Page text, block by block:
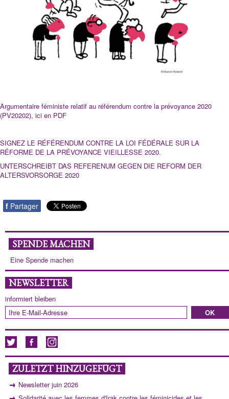
Argumentaire féministe relatif au référendum contre la prévoyance 2020
(PV20202), ici en PDF
SIGNEZ LE RÉFÉRENDUM CONTRE LA LOI FÉDÉRALE SUR LA
RÉFORME DE LA PRÉVOYANCE VIEILLESSE 2020.
UNTERSCHREIBT DAS REFERENUM GEGEN DIE REFORM DER
ALTERSVORSORGE 2020
f Partager
SPENDE MACHEN
Eine Spende machen
NEWSLETTER
informiert bleiben
ZULETZT HINZUGEFÜGT
Newsletter juin 2026